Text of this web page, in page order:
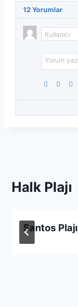
12 Yorumlar
Halk Plajı
Santos Plajı